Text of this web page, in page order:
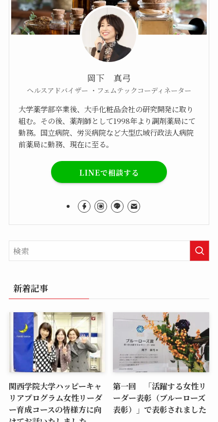
岡下 真弓
ヘルスアドバイザー ・フェムテックコーディネーター
大学薬学部卒業後、大手化粧品会社の研究開発に取り
組む。その後、薬剤師として1998年より調剤薬局にて
勤務。国立病院、労災病院など大型広域行政法人病院
前薬局に勤務、現在に至る。
LINEで相談する
新着記事
関西学院大学ハッピーキャ
リアプログラム女性リーダ
ー育成コースの皆様方に向
第一回 「活躍する女性リ
ーダー表彰（ブルーローズ
表彰）」で表彰されました